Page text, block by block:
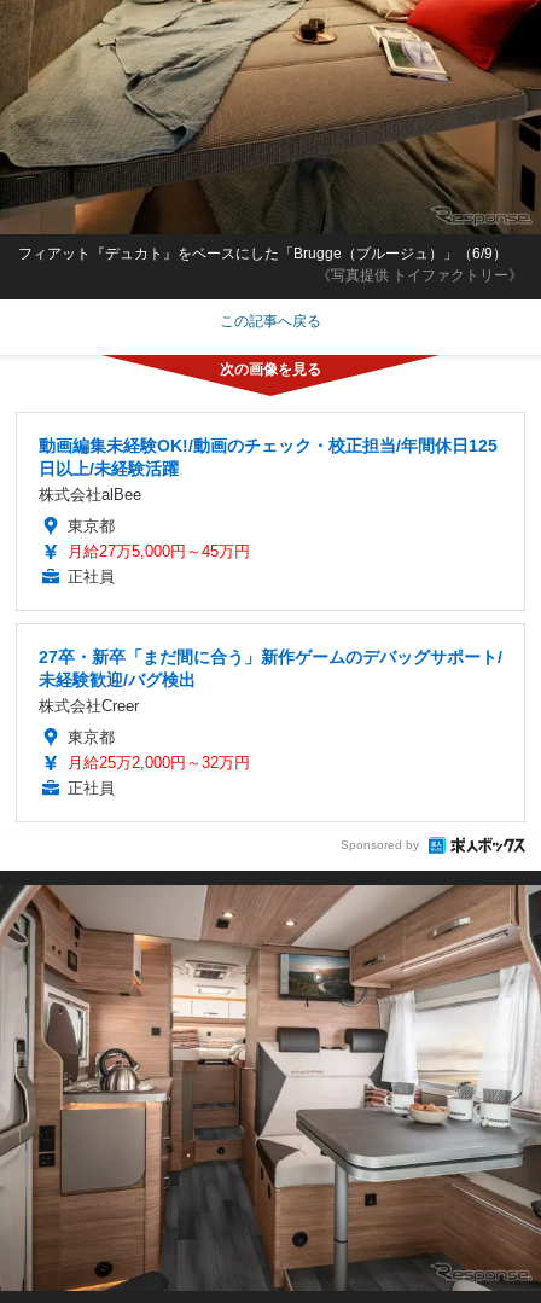
《写真提供 トイファクトリー》
フィアット『デュカト』をベースにした「Brugge（ブルージュ）」（6/9）
この記事へ戻る
動画編集未経験OK!/動画のチェック・校正担当/年間休日125
日以上/未経験活躍
株式会社alBee
東京都
月給27万5,000円～45万円
正社員
27卒・新卒「まだ間に合う」新作ゲームのデバッグサポート/
未経験歓迎/バグ検出
株式会社Creer
東京都
月給25万2,000円～32万円
正社員
Sponsored by